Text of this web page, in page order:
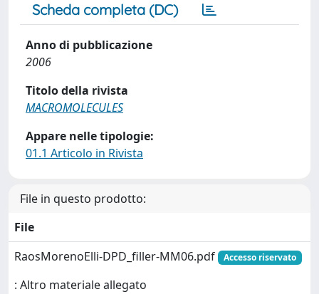
Scheda completa (DC)
Anno di pubblicazione
2006
Titolo della rivista
MACROMOLECULES
Appare nelle tipologie:
01.1 Articolo in Rivista
File in questo prodotto:
File
RaosMorenoElli-DPD_filler-MM06.pdf
Accesso riservato
: Altro materiale allegato